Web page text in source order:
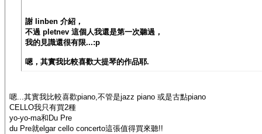
謝 linben 介紹，
不過 pletnev 這個人我還是第一次聽過，
我的見識還很有限...:p
嗯，其實我比較喜歡大提琴的作品耶.
嗯...其實我比較喜歡piano,不管是jazz piano 或是古點piano
CELLO我只有買2種
yo-yo-ma和Du Pre
du Pre就elgar cello concerto這張值得買來聽!!